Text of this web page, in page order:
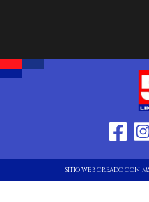
SITIO WEB CREADO CON